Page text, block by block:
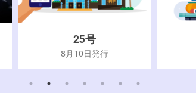
25号
8月10日発行